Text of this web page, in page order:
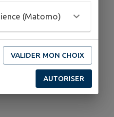
(Matomo)
VALIDER MON CHOIX
AUTORISER